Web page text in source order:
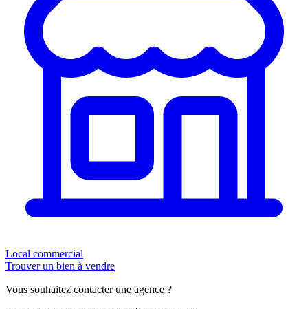
Local commercial
Trouver un bien à vendre
Vous souhaitez contacter une agence ?